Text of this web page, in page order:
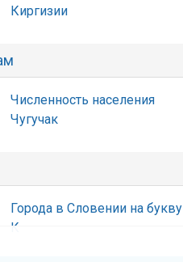
Киргизии
Численность населения
Чугучак
Города в Словении на букву
К